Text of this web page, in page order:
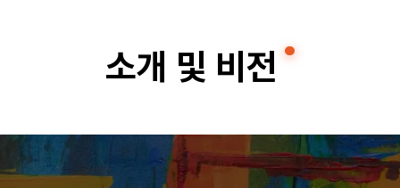
학
전
소개 및 비전